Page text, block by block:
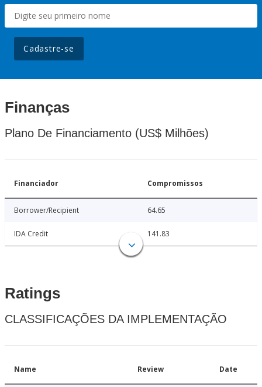
Cadastre-se
Finanças
Plano De Financiamento (US$ Milhões)
Financiador Compromissos
Borrower/Recipient 64.65
IDA Credit 141.83
Ratings
CLASSIFICAÇÕES DA IMPLEMENTAÇÃO
Name Review Date